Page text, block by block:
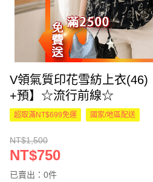
V領氣質印花雪紡上衣(46)
+預】☆流行前線☆
超取滿NT$699免運 國家/地區配送
NT$1,500
NT$750
已賣出：0件